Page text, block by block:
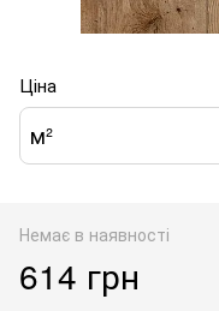
Ціна
м²
Немає в наявності
614 грн